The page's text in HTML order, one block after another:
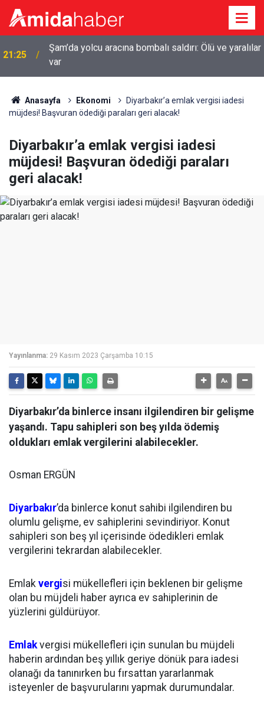
20:44 Diyarbakır’da sulama kanalına giren genç boğuldu
Anasayfa Ekonomi
Diyarbakır’a emlak vergisi iadesi
müjdesi! Başvuran ödediği paraları geri alacak!
Diyarbakır’a emlak vergisi iadesi
müjdesi! Başvuran ödediği paraları
geri alacak!
Yayınlanma: 29 Kasım 2023 Çarşamba 10:15
Diyarbakır’da binlerce insanı ilgilendiren bir gelişme
yaşandı. Tapu sahipleri son beş yılda ödemiş
oldukları emlak vergilerini alabilecekler.
Osman ERGÜN
Diyarbakır’da binlerce konut sahibi ilgilendiren bu
olumlu gelişme, ev sahiplerini sevindiriyor. Konut
sahipleri son beş yıl içerisinde ödedikleri emlak
vergilerini tekrardan alabilecekler.
Emlak vergisi mükellefleri için beklenen bir gelişme
olan bu müjdeli haber ayrıca ev sahiplerinin de
yüzlerini güldürüyor.
Emlakvergisi mükellefleri için sunulan bu müjdeli
haberin ardından beş yıllık geriye dönük para iadesi
olanağı da tanınırken bu fırsattan yararlanmak
isteyenler de başvurularını yapmak durumundalar.